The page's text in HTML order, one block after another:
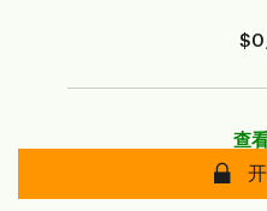
$0
查
安全